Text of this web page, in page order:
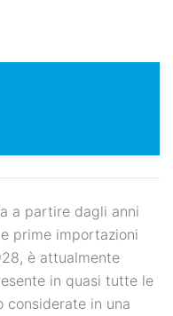
a partire dagli anni
prime importazioni
è attualmente
in quasi tutte le
considerate in una